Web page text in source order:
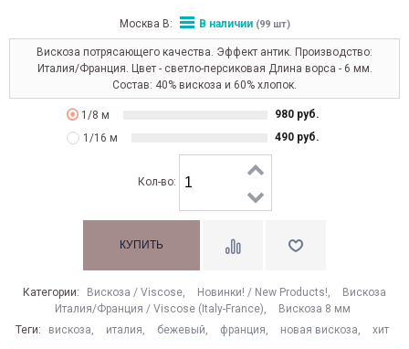
Москва В: В наличии (99 шт)
Вискоза потрясающего качества. Эффект антик. Производство:
Италия/Франция. Цвет - светло-персиковая Длина ворса - 6 мм.
Состав: 40% вискоза и 60% хлопок.
1/8 м
980 руб.
1/16 м
490 руб.
Кол-во:
Категории: Вискоза / Viscose, Новинки! / New Products!,
Вискоза
Италия/Франция / Viscose (Italy-France),
Вискоза 8 мм
Теги:
вискоза, италия, бежевый, франция, новая вискоза, хит